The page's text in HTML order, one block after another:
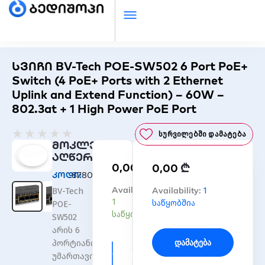
სვიჩი BV-Tech POE-SW502 6 Port PoE+
Switch (4 PoE+ Ports with 2 Ethernet
Uplink and Extend Function) – 60W –
802.3at + 1 High Power PoE Port
★ ★ ★ ★ ★
0
out
5
Სურვილებში Დამატება
მოკლე
აღწერა
კოდი:878030
BV-Tech
POE-
SW502
არის 6
პორტიანი
უმართავი
0,00
Availability:
1
საწყობშია
რაოდენობა:
სვიჩი
BV-
Დამატება
0,00 ₾
Availability: 1
საწყობშია
რაოდენობა:
სვიჩი
POE-
SW502
Დამატება